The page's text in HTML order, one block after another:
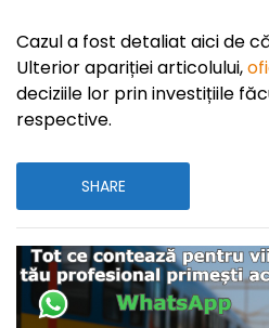
Cazul a fost detaliat aici de
Ulterior apariției articolului,
deciziile lor prin investițiile
respective.
SHARE